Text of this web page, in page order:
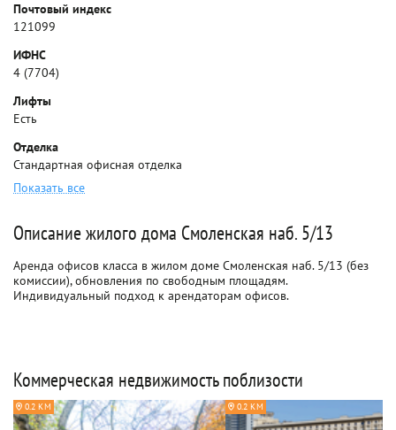
Почтовый индекс
121099
ИФНС
4 (7704)
Лифты
Есть
Отделка
Стандартная офисная отделка
Показать все
Описание жилого дома Смоленская наб. 5/13
Аренда офисов класса в жилом доме Смоленская наб. 5/13 (без
комиссии), обновления по свободным площадям.
Индивидуальный подход к арендаторам офисов.
Коммерческая недвижимость поблизости
0.2 КМ 0.2 КМ